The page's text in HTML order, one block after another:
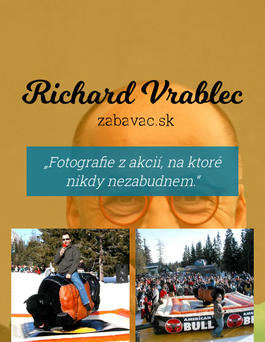
Fotografie z akcií, na ktoré
nikdy nezabudnem.